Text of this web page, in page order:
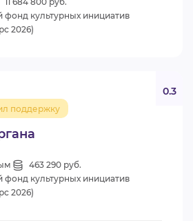
фонд культурных инициатив
2026)
поддержку
0.3
463 290 руб.
фонд культурных инициатив
2026)